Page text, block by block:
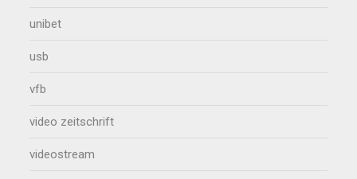
unibet
usb
vfb
video zeitschrift
videostream